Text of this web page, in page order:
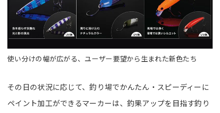
使い分けの幅が広がる、ユーザー要望から生まれた新色たち
その日の状況に応じて、釣り場でかんたん・スピーディーに
ペイント加工ができるマーカーは、釣果アップを目指す釣り